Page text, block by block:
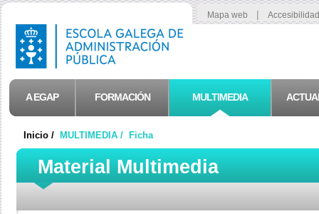
Mapa web |
A EGAP FORMACIÓN MULTIMEDIA
Inicio / MULTIMEDIA / Ficha
Material Multimedia